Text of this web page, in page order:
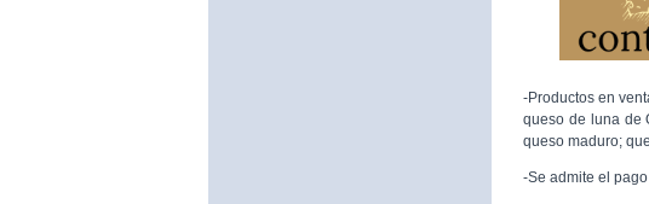
-Productos en
queso de luna de
queso maduro;
-Se admite el